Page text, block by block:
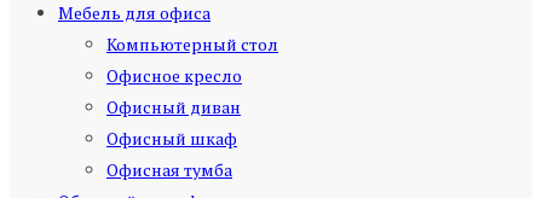
Мебель для офиса
Компьютерный стол
Офисное кресло
Офисный диван
Офисный шкаф
Офисная тумба